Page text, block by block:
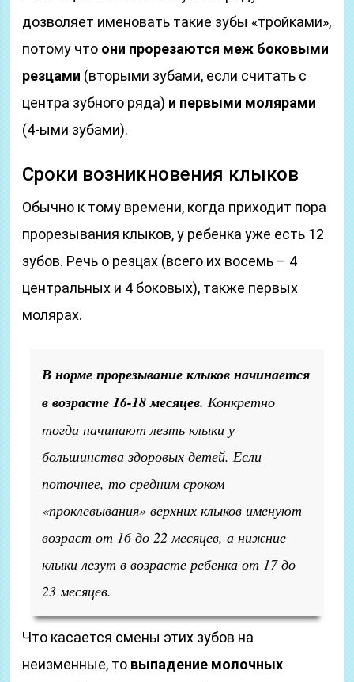
дозволяет именовать такие зубы «тройками»,
потому что они прорезаются меж боковыми
резцами (вторыми зубами, если считать с
центра зубного ряда) и первыми молярами
(4-ыми зубами).
Сроки возникновения клыков
Обычно к тому времени, когда приходит пора
прорезывания клыков, у ребенка уже есть 12
зубов. Речь о резцах (всего их восемь – 4
центральных и 4 боковых), также первых
молярах.
В норме прорезывание клыков начинается
в возрасте 16-18 месяцев. Конкретно
тогда начинают лезть клыки у
большинства здоровых детей. Если
поточнее, то средним сроком
«проклевывания» верхних клыков именуют
возраст от 16 до 22 месяцев, а нижние
клыки лезут в возрасте ребенка от 17 до
23 месяцев.
Что касается смены этих зубов на
неизменные, то выпадение молочных